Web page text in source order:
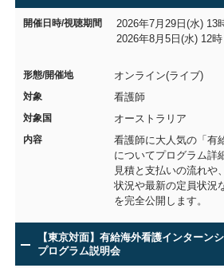
開催日時/視聴期間
2026年7月29日(水) 13
2026年8月5日(水) 12
形態/開催地 オンライン(ライブ)
対象 看護師
対象国 オーストラリア
内容
看護師に大人気の「有
についてプログラム詳
見積と支払いの流れや
状況や最新の定員状況
を完全公開します。
【東京対面】有給海外看護インターン
プログラム説明会